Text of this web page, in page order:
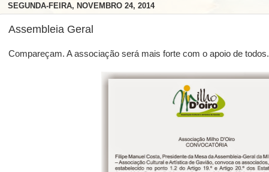
SEGUNDA-FEIRA, NOVEMBRO 24, 2014
Assembleia Geral
Compareçam. A associação será mais forte com o apoio de todos.